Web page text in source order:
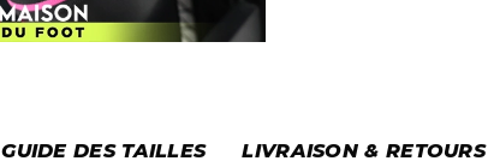
GUIDE DES TAILLES LIVRAISON & RETOURS